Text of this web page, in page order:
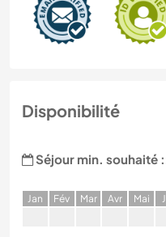
Disponibilité
Séjour min. souhaité :
Jan Fév Mar Avr Mai J